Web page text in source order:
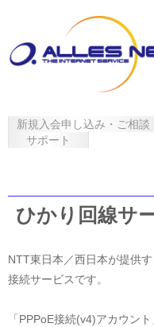
新規入会申し込み・ご相談
サポート
ひかり回線サ
NTT東日本／西日本が提供
接続サービスです。
「PPPoE接続(v4)アカウン